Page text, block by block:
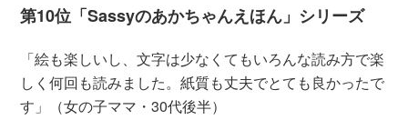
第10位「Sassyのあかちゃんえほん」シリーズ
「絵も楽しいし、文字は少なくてもいろんな読み方で楽
しく何回も読みました。紙質も丈夫でとても良かったで
す」（女の子ママ・30代後半）